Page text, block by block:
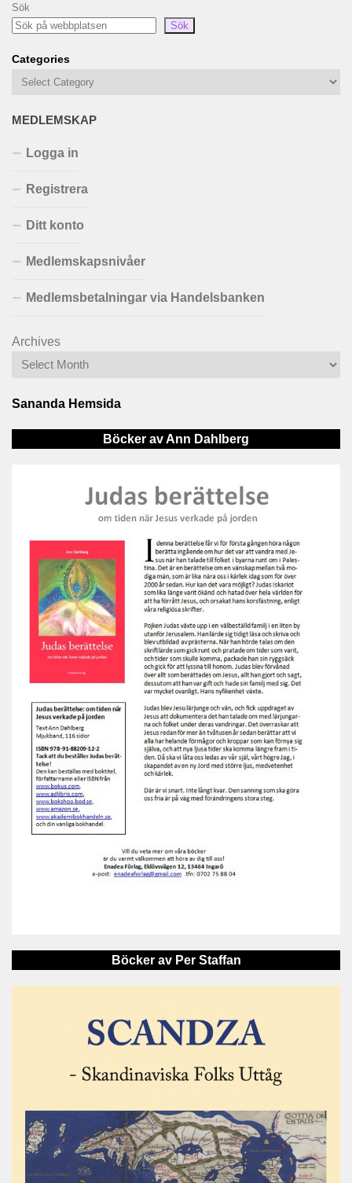
Sök
Sök
Categories
MEDLEMSKAP
Logga in
Registrera
Ditt konto
Medlemskapsnivåer
Medlemsbetalningar via Handelsbanken
Archives
Sananda Hemsida
Böcker av Ann Dahlberg
Böcker av Per Staffan